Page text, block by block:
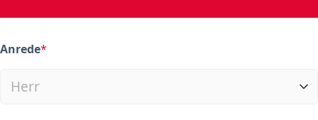
Anrede*
(required)